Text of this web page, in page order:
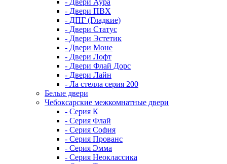
- Двери Аура
- Двери ПВХ
- ДПГ (Гладкие)
- Двери Статус
- Двери Эстетик
- Двери Моне
- Двери Лофт
- Двери Флай Дорс
- Двери Лайн
- Ла стелла серия 200
Белые двери
Чебоксарские межкомнатные двери
- Серия К
- Серия Флай
- Серия София
- Серия Прованс
- Серия Эмма
- Серия Неоклассика